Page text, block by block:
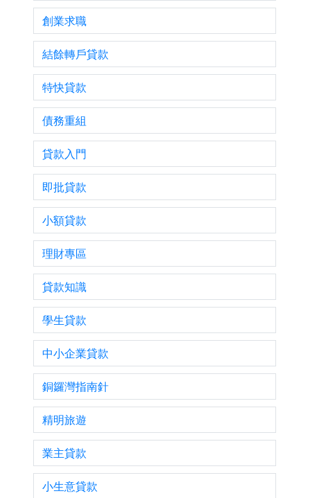
創業求職
結餘轉戶貸款
特快貸款
債務重組
貸款入門
即批貸款
小額貸款
理財專區
貸款知識
學生貸款
中小企業貸款
銅鑼灣指南針
精明旅遊
業主貸款
小生意貸款